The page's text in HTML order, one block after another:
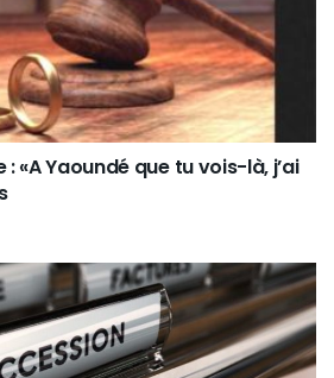
«A Yaoundé que tu vois-là, j’ai